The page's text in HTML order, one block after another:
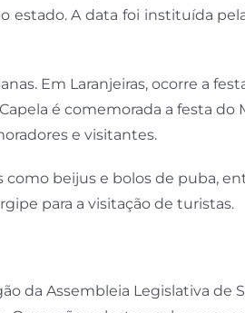
estado. A data foi instituída
Em Laranjeiras, ocorre a
é comemorada a festa do
e visitantes.
beijus e bolos de puba,
para a visitação de turistas.
da Assembleia Legislativa de